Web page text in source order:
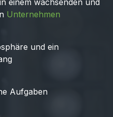
Unternehmen
und ein
Aufgaben